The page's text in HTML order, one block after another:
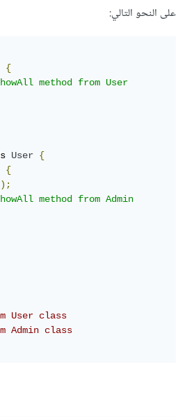
على النحو التالي:
{
method from User
User
{
{
method from Admin
User class
Admin class